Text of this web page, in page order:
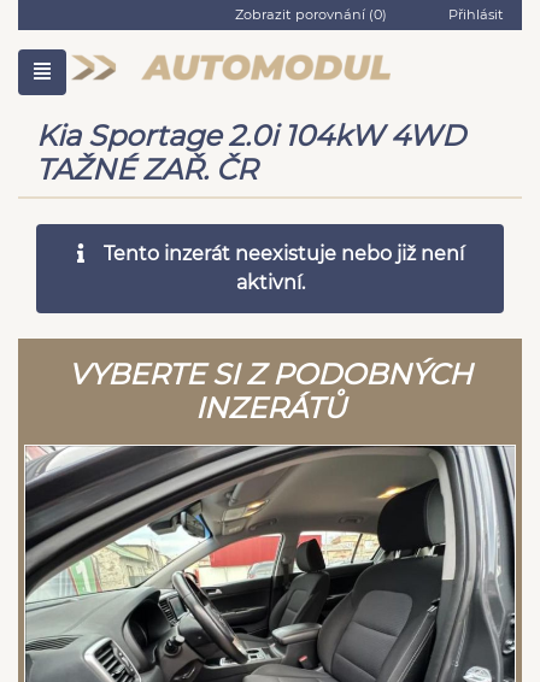
Zobrazit porovnání (0) Přihlásit
Kia Sportage 2.0i 104kW 4WD
TAŽNÉ ZAŘ. ČR
Tento inzerát neexistuje nebo již není
aktivní.
VYBERTE SI Z PODOBNÝCH
INZERÁTŮ